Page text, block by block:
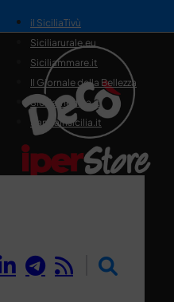
il SiciliaTivù
Siciliarurale.eu
Siciliammare.it
Il Giornale della Bellezza
Siciliamedica.it
Sanitainsicilia.it